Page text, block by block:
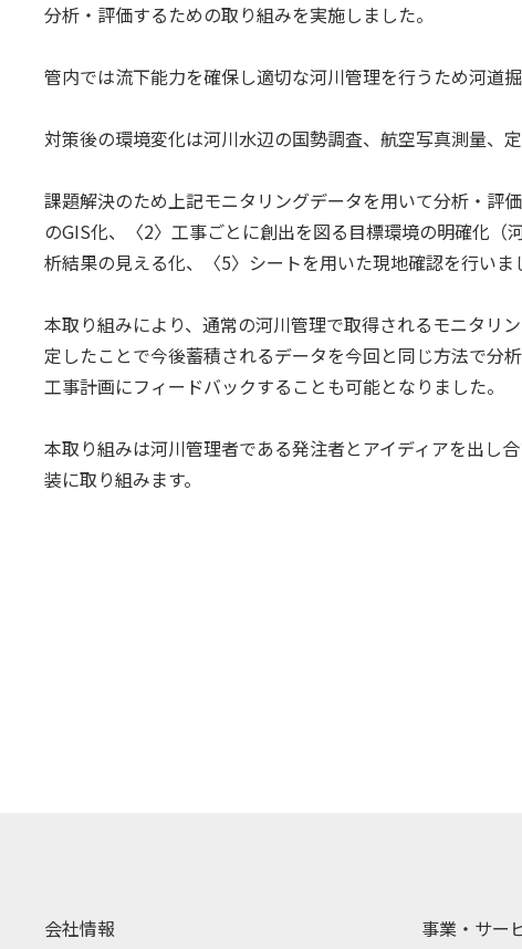
分析・評価するための取り組みを実施しました。
管内では流下能力を確保し適切な河川管理を行うため河道
対策後の環境変化は河川水辺の国勢調査、航空写真測量、
課題解決のため上記モニタリングデータを用いて分析・評
のGIS化、〈2〉工事ごとに創出を図る目標環境の明確化
析結果の見える化、〈5〉シートを用いた現地確認を行いま
本取り組みにより、通常の河川管理で取得されるモニタリ
定したことで今後蓄積されるデータを今回と同じ方法で分
工事計画にフィードバックすることも可能となりました。
本取り組みは河川管理者である発注者とアイディアを出し
装に取り組みます。
会社情報 事業・サー